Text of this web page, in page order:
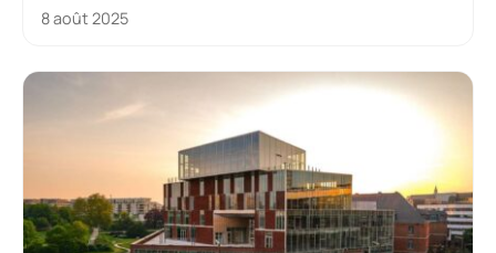
8 août 2025